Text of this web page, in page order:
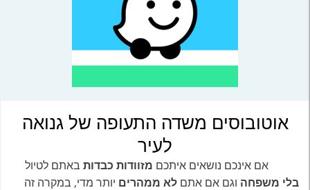
אוטובוסים משדה התעופה של גנואה
לעיר
אם אינכם נושאים איתכם מזוודות כבדות באתם לטיול
בלי משפחה וגם אם אתם לא ממהרים יותר מדי, במקרה זה